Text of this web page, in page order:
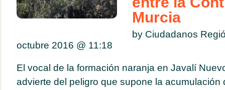
Murcia
by Ciudadanos
octubre 2016 @ 11:18
El vocal de la formación naranja en Javalí
advierte del peligro que supone la acumulación